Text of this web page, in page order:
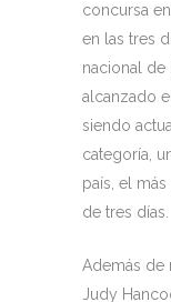
concursa
en las tres
nacional
alcanzado
siendo
categoría,
país, el
de tres días.
Además de
Judy